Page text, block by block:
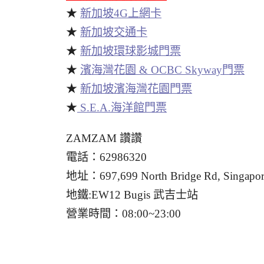
★ 新加坡4G上網卡
★ 新加坡交通卡
★ 新加坡環球影城門票
★ 濱海灣花園 & OCBC Skyway門票
★ 新加坡濱海灣花園門票
★ S.E.A.海洋館門票
ZAMZAM 讚讚
電話：62986320
地址：697,699 North Bridge Rd,
地鐵:EW12 Bugis 武吉士站
營業時間：08:00~23:00